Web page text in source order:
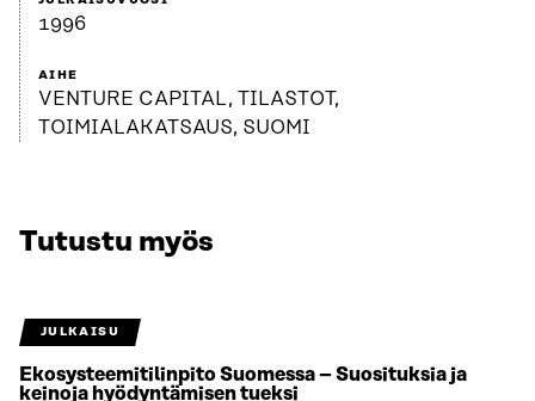
1996
AIHE
VENTURE CAPITAL, TILASTOT,
TOIMIALAKATSAUS, SUOMI
Tutustu myös
JULKAISU
Ekosysteemitilinpito Suomessa – Suosituksia ja
keinoja hyödyntämisen tueksi